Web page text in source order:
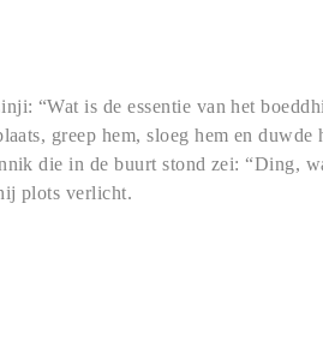
“Wat is de essentie van het
greep hem, sloeg hem en duwde
die in de buurt stond zei: “Ding,
plots verlicht.